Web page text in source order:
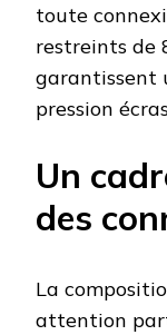
toute
restreints de
garantissent
pression
Un
des
La
attention